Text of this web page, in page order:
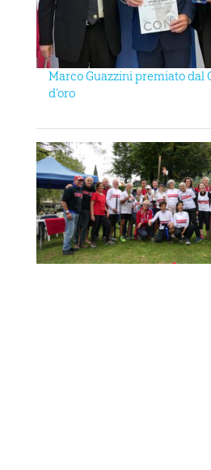
Marco Guazzini premiato dal
d’oro